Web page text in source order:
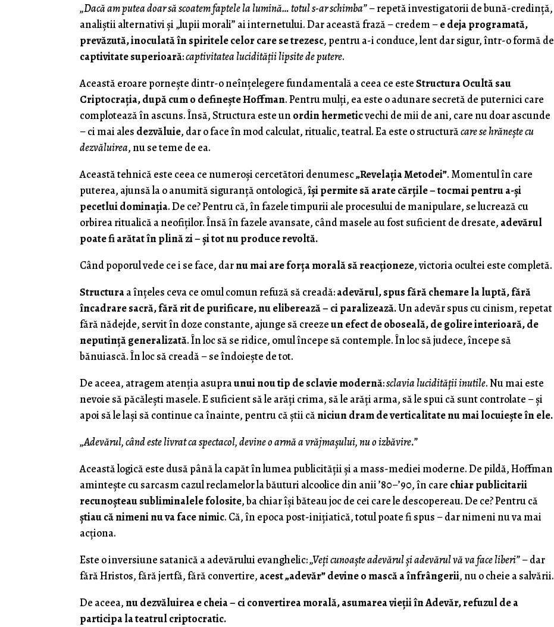
„Dacă am putea doar să scoatem faptele la lumină… totul s-ar schimba”– repetă investigatorii de bună-credință,
analiștii alternativi și „lupii morali” ai internetului. Dar această frază – credem –e deja programată,
prevăzută, inoculată în spiritele celor care se trezesc, pentru a-i conduce, lent dar sigur, într-o formă de
captivitate superioară:captivitatea lucidității lipsite de putere.
Această eroare pornește dintr-o neînțelegere fundamentală a ceea ce esteStructura Ocultă sau
Criptocraţia, după cum o defineşte Hoffman. Pentru mulți, ea este o adunare secretă de puternici care
complotează în ascuns. Însă, Structura este un ordin hermeticvechi de mii de ani, care nu doar ascunde
– ci mai ales dezvăluie, dar o face în mod calculat, ritualic, teatral. Ea este o structurăcare se hrănește cu
dezvăluirea, nu se teme de ea.
Această tehnică este ceea ce numeroşi cercetători denumesc„Revelația Metodei”. Momentul în care
puterea, ajunsă la o anumită siguranță ontologică,își permite să arate cărțile – tocmai pentru a-și
pecetlui dominația. De ce? Pentru că, în fazele timpurii ale procesului de manipulare, se lucrează cu
orbirea ritualică a neofiților. Însă în fazele avansate, când masele au fost suficient de dresate, adevărul
poate fi arătat în plină zi – și tot nu produce revoltă.
Când poporul vede ce i se face, darnu mai are forța morală să reacționeze, victoria ocultei este completă.
Structuraa înțeles ceva ce omul comun refuză să creadă:adevărul, spus fără chemare la luptă, fără
încadrare sacră, fără rit de purificare, nu eliberează – ci paralizează.Un adevăr spus cu cinism, repetat
fără nădejde, servit în doze constante, ajunge să creezeun efect de oboseală, de golire interioară, de
neputință generalizată. În loc să se ridice, omul începe să contemple. În loc să judece, începe să
bănuiască. În loc să creadă – se îndoiește de tot.
De aceea, atragem atenția asupraunui nou tip de sclavie modernă:sclavia lucidității inutile. Nu mai este
nevoie să păcălești masele. E suficient să le arăți crima, să le arăți arma, să le spui că sunt controlate – și
apoi să le lași să continue ca înainte, pentru că știi căniciun dram de verticalitate nu mai locuiește în ele.
„Adevărul, când este livrat ca spectacol, devine o armă a vrăjmașului, nu o izbăvire.”
Această logică este dusă până la capăt în lumea publicității și a mass-mediei moderne. De pildă, Hoffman
amintește cu sarcasm cazul reclamelor la băuturi alcoolice din anii ’80–’90, în care chiar publicitarii
recunoșteau subliminalele folosite, ba chiar își băteau joc de cei care le descopereau. De ce? Pentru că
știau că nimeni nu va face nimic. Că, în epoca post-inițiatică, totul poate fi spus – dar nimeni nu va mai
acționa.
Este o inversiune satanică a adevărului evanghelic:„Veți cunoaște adevărul și adevărul vă va face liberi”– dar
fără Hristos, fără jertfă, fără convertire, acest „adevăr” devine o mască a înfrângerii, nu o cheie a salvării.
De aceea,nu dezvăluirea e cheia – ci convertirea morală, asumarea vieții în Adevăr, refuzul de a
participa la teatrul criptocratic.